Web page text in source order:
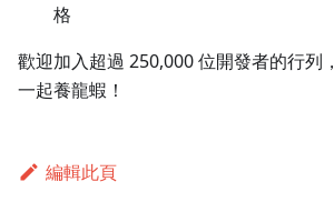
格
歡迎加入超過 250,000 位開發者的行列，
一起養龍蝦！
編輯此頁